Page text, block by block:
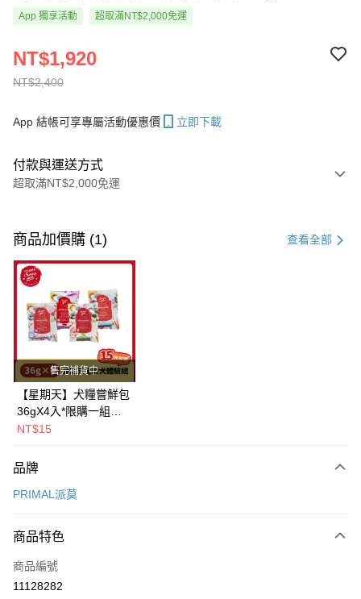
App 獨享活動 超取滿NT$2,000免運
NT$2,400
NT$1,920
App 結帳可享專屬活動優惠價 立即下載
付款與運送方式
超取滿NT$2,000免運
信用卡一次付款
超商取貨付款
LINE Pay
Apple Pay
街口支付
悠遊付
Google Pay
AFTEE先享後付
相關說明
AFTEE先享後付是「在收到商品之後才付款」的支付方式。 讓您購物簡單
便利好安心！
２．便利：只要手機號碼，簡訊認證，即可結帳。
３．安心：先確認商品／服務後，再付款。
運送方式
全家取貨付款
商品加價購 (1) 查看全部
售完補貨中
【星期天】犬糧嘗鮮包
36gX4入*限購一組｜
鱈+鮭+牛+羊（效期
NT$15
品牌
PRIMAL派莫
商品特色
商品編號
11128282